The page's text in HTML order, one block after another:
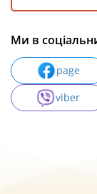
Ми в
page
viber